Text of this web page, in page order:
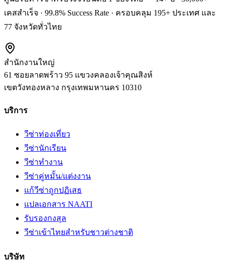
เคสสำเร็จ · 99.8% Success Rate · ครอบคลุม 195+ ประเทศ และ
77 จังหวัดทั่วไทย
สำนักงานใหญ่
61 ซอยลาดพร้าว 95 แขวงคลองเจ้าคุณสิงห์
เขตวังทองหลาง กรุงเทพมหานคร 10310
บริการ
วีซ่าท่องเที่ยว
วีซ่านักเรียน
วีซ่าทำงาน
วีซ่าคู่หมั้น/แต่งงาน
แก้วีซ่าถูกปฏิเสธ
แปลเอกสาร NAATI
รับรองกงสุล
วีซ่าเข้าไทยสำหรับชาวต่างชาติ
บริษัท